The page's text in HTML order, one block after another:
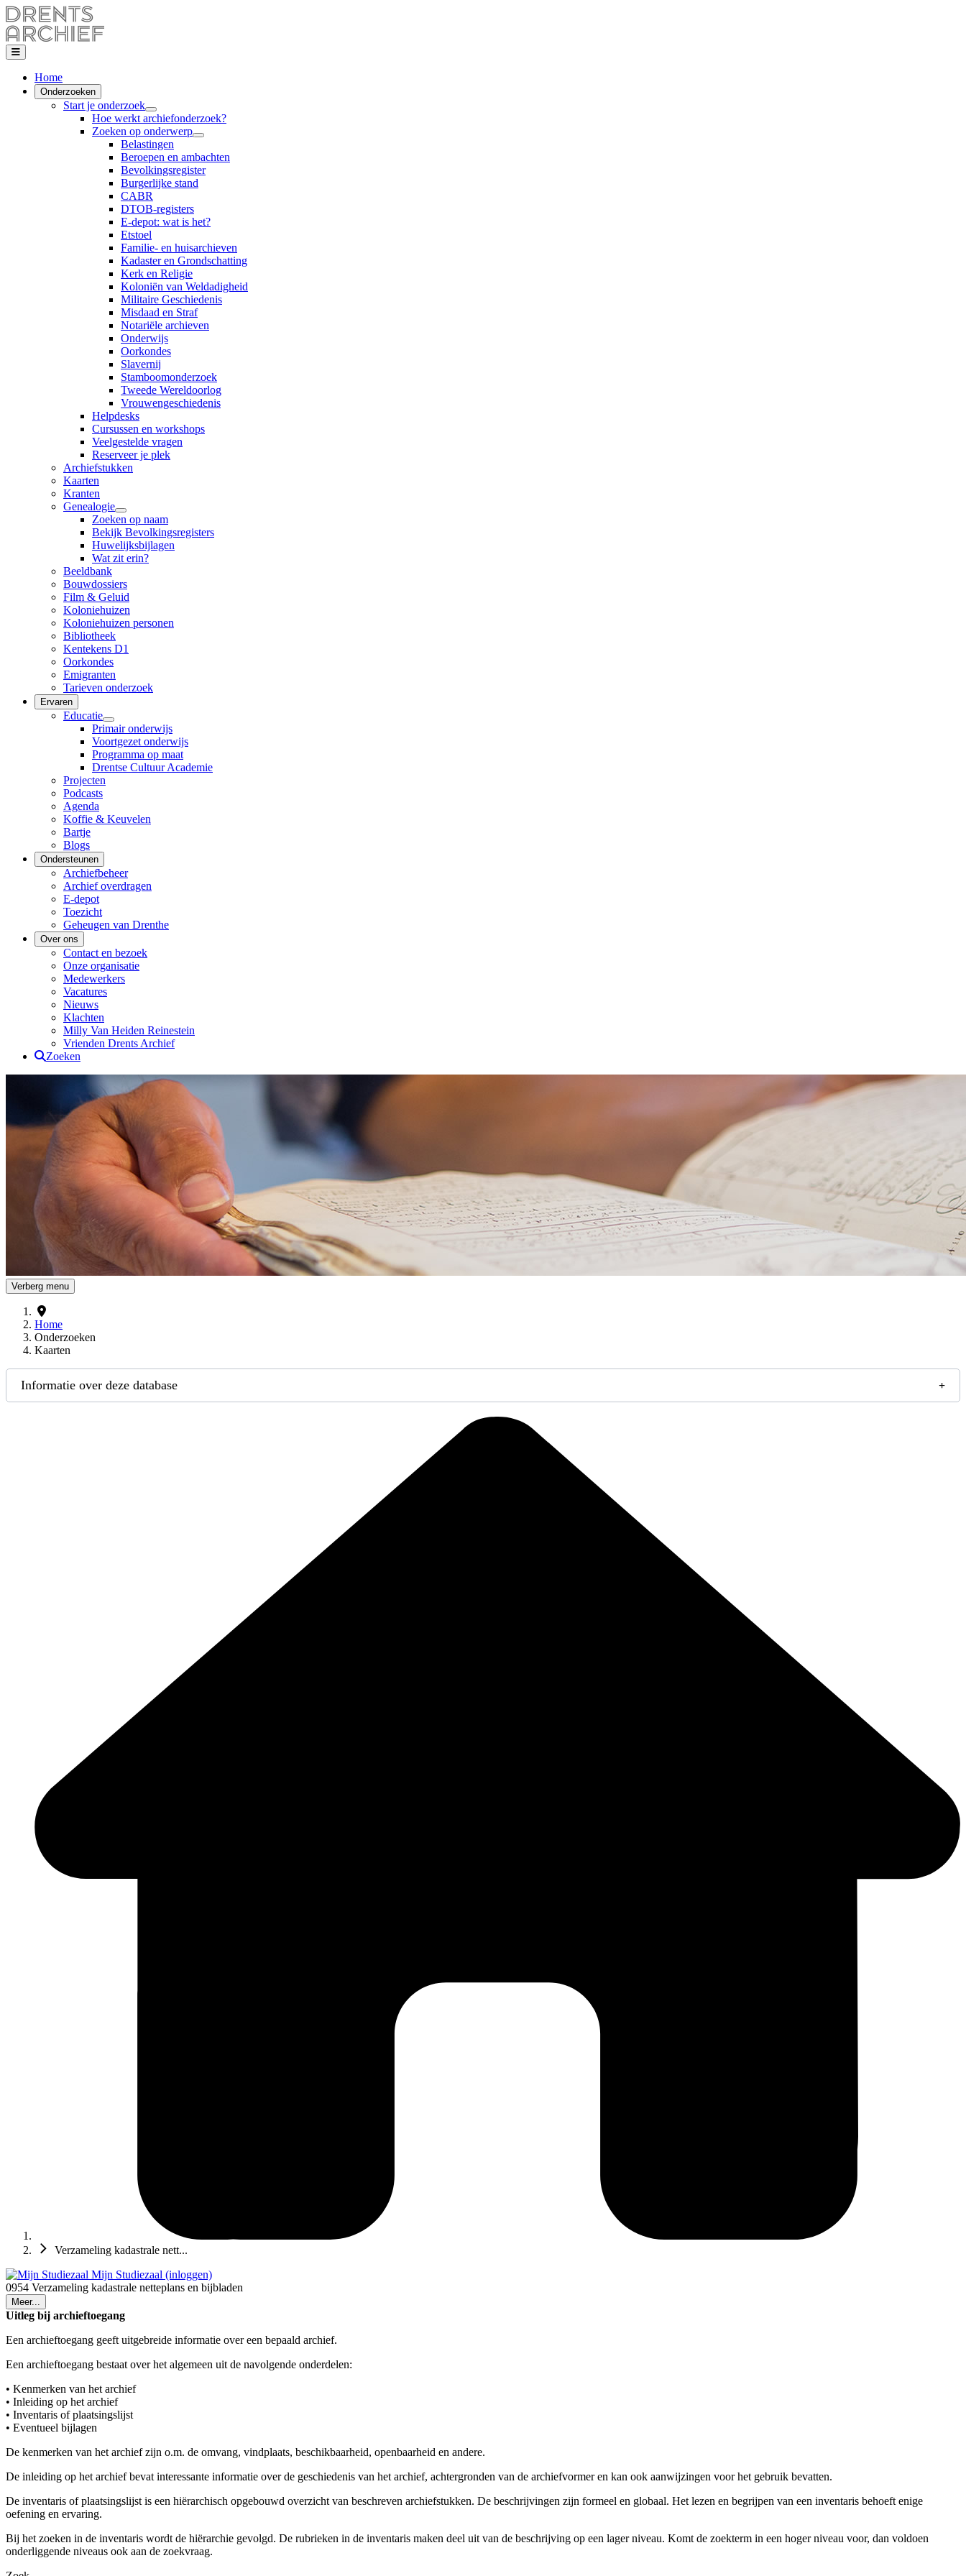
Home
Onderzoeken
Start je onderzoek
Hoe werkt archiefonderzoek?
Zoeken op onderwerp
Belastingen
Beroepen en ambachten
Bevolkingsregister
Burgerlijke stand
CABR
DTOB-registers
E-depot: wat is het?
Etstoel
Familie- en huisarchieven
Kadaster en Grondschatting
Kerk en Religie
Koloniën van Weldadigheid
Militaire Geschiedenis
Misdaad en Straf
Notariële archieven
Onderwijs
Oorkondes
Slavernij
Stamboomonderzoek
Tweede Wereldoorlog
Vrouwengeschiedenis
Helpdesks
Cursussen en workshops
Veelgestelde vragen
Reserveer je plek
Archiefstukken
Kaarten
Kranten
Genealogie
Zoeken op naam
Bekijk Bevolkingsregisters
Huwelijksbijlagen
Wat zit erin?
Beeldbank
Bouwdossiers
Film & Geluid
Koloniehuizen
Koloniehuizen personen
Bibliotheek
Kentekens D1
Oorkondes
Emigranten
Tarieven onderzoek
Ervaren
Educatie
Primair onderwijs
Voortgezet onderwijs
Programma op maat
Drentse Cultuur Academie
Projecten
Podcasts
Agenda
Koffie & Keuvelen
Bartje
Blogs
Ondersteunen
Archiefbeheer
Archief overdragen
E-depot
Toezicht
Geheugen van Drenthe
Over ons
Contact en bezoek
Onze organisatie
Medewerkers
Vacatures
Nieuws
Klachten
Milly Van Heiden Reinestein
Vrienden Drents Archief
Zoeken
Drents Archief
Verberg menu
Home
Onderzoeken
Kaarten
Informatie over deze database
Verzameling kadastrale nett...
Mijn Studiezaal (inloggen)
0954 Verzameling kadastrale netteplans en bijbladen
Meer...
Uitleg bij archieftoegang
Een archieftoegang geeft uitgebreide informatie over een bepaald archief.
Een archieftoegang bestaat over het algemeen uit de navolgende onderdelen:
• Kenmerken van het archief
• Inleiding op het archief
• Inventaris of plaatsingslijst
• Eventueel bijlagen
De kenmerken van het archief zijn o.m. de omvang, vindplaats, beschikbaarheid, openbaarheid en andere.
De inleiding op het archief bevat interessante informatie over de geschiedenis van het archief, achtergronden van de archiefvormer en kan ook aanwijzingen voor het gebruik bevatten.
De inventaris of plaatsingslijst is een hiërarchisch opgebouwd overzicht van beschreven archiefstukken. De beschrijvingen zijn formeel en globaal. Het lezen en begrijpen van een inventaris behoeft enige
oefening en ervaring.
Bij het zoeken in de inventaris wordt de hiërarchie gevolgd. De rubrieken in de inventaris maken deel uit van de beschrijving op een lager niveau. Komt de zoekterm in een hoger niveau voor, dan voldoen
onderliggende niveaus ook aan de zoekvraag.